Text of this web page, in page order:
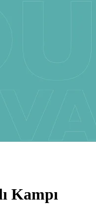
Kampı